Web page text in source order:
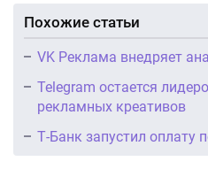
Похожие статьи
VK Реклама внедряет
Telegram остается
рекламных креативов
Т-Банк запустил оплату